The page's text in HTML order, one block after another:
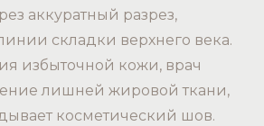
аккуратный разрез,
складки верхнего века.
избыточной кожи, врач
лишней жировой ткани,
косметический шов.